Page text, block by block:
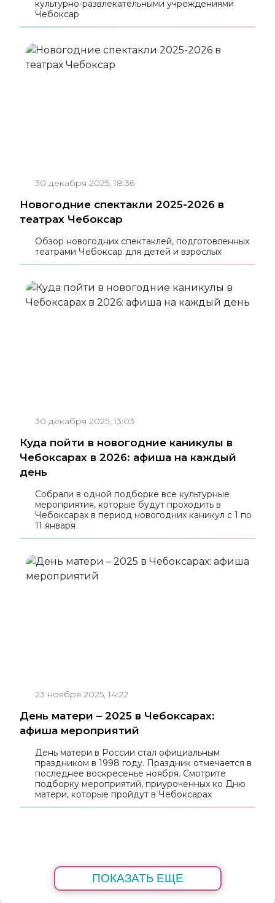
культурно-развлекательными учреждениями
Чебоксар
30 декабря 2025, 18:36
Новогодние спектакли 2025-2026 в
театрах Чебоксар
Обзор новогодних спектаклей, подготовленных
театрами Чебоксар для детей и взрослых
30 декабря 2025, 13:03
Куда пойти в новогодние каникулы в
Чебоксарах в 2026: афиша на каждый
день
Собрали в одной подборке все культурные
мероприятия, которые будут проходить в
Чебоксарах в период новогодних каникул с 1 по
11 января
23 ноября 2025, 14:22
День матери – 2025 в Чебоксарах:
афиша мероприятий
День матери в России стал официальным
праздником в 1998 году. Праздник отмечается в
последнее воскресенье ноября. Смотрите
подборку мероприятий, приуроченных ко Дню
матери, которые пройдут в Чебоксарах
ПОКАЗАТЬ ЕЩЕ